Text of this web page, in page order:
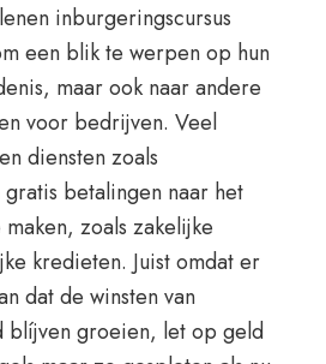
inburgeringscursus
een blik te werpen op hun
maar ook naar andere
voor bedrijven. Veel
diensten zoals
betalingen naar het
zoals zakelijke
kredieten. Juist omdat er
dat de winsten van
blíjven groeien, let op geld